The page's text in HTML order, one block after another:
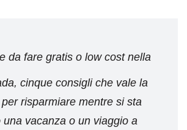
da fare gratis o low cost nella
cinque consigli che vale la
risparmiare mentre si sta
una vacanza o un viaggio a